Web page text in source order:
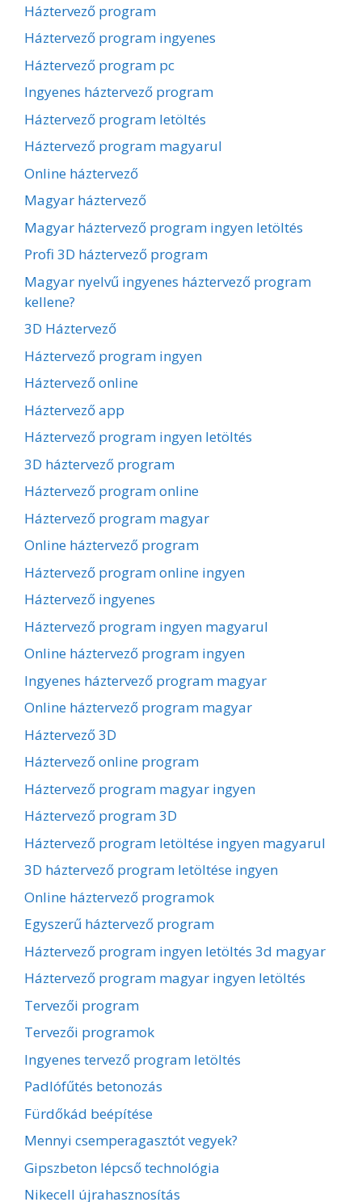
Háztervező program
Háztervező program ingyenes
Háztervező program pc
Ingyenes háztervező program
Háztervező program letöltés
Háztervező program magyarul
Online háztervező
Magyar háztervező
Magyar háztervező program ingyen letöltés
Profi 3D háztervező program
Magyar nyelvű ingyenes háztervező program
kellene?
3D Háztervező
Háztervező program ingyen
Háztervező online
Háztervező app
Háztervező program ingyen letöltés
3D háztervező program
Háztervező program online
Háztervező program magyar
Online háztervező program
Háztervező program online ingyen
Háztervező ingyenes
Háztervező program ingyen magyarul
Online háztervező program ingyen
Ingyenes háztervező program magyar
Online háztervező program magyar
Háztervező 3D
Háztervező online program
Háztervező program magyar ingyen
Háztervező program 3D
Háztervező program letöltése ingyen magyarul
3D háztervező program letöltése ingyen
Online háztervező programok
Egyszerű háztervező program
Háztervező program ingyen letöltés 3d magyar
Háztervező program magyar ingyen letöltés
Tervezői program
Tervezői programok
Ingyenes tervező program letöltés
Padlófűtés betonozás
Fürdőkád beépítése
Mennyi csemperagasztót vegyek?
Gipszbeton lépcső technológia
Nikecell újrahasznosítás